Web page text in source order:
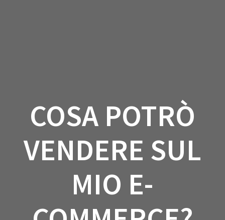
COSA POTRÒ
VENDERE SUL
MIO E-